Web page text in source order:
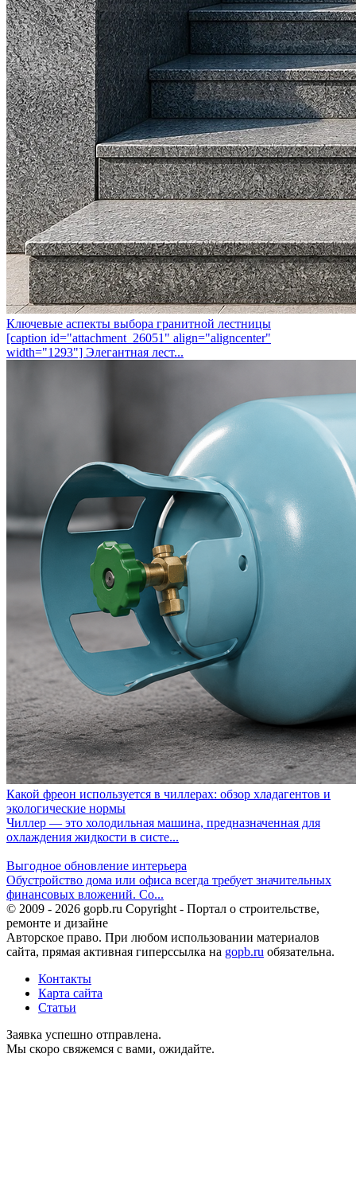
Ключевые аспекты выбора гранитной лестницы
[caption id="attachment_26051" align="aligncenter"
width="1293"] Элегантная лест...
Какой фреон используется в чиллерах: обзор хладагентов и
экологические нормы
Чиллер — это холодильная машина, предназначенная для
охлаждения жидкости в систе...
Выгодное обновление интерьера
Обустройство дома или офиса всегда требует значительных
финансовых вложений. Со...
© 2009 - 2026 gopb.ru Copyright - Портал о строительстве,
ремонте и дизайне
Авторское право. При любом использовании материалов
сайта, прямая активная гиперссылка на gopb.ru обязательна.
Контакты
Карта сайта
Статьи
Заявка успешно отправлена.
Мы скоро свяжемся с вами, ожидайте.